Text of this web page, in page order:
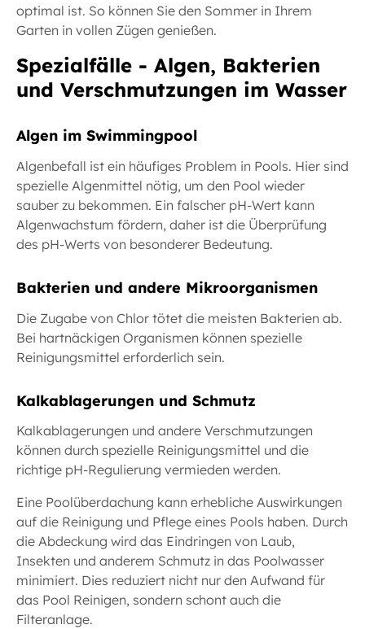
optimal ist. So können Sie den Sommer in Ihrem
Garten in vollen Zügen genießen.
Spezialfälle - Algen, Bakterien
und Verschmutzungen im Wasser
Algen im Swimmingpool
Algenbefall ist ein häufiges Problem in Pools. Hier sind
spezielle Algenmittel nötig, um den Pool wieder
sauber zu bekommen. Ein falscher pH-Wert kann
Algenwachstum fördern, daher ist die Überprüfung
des pH-Werts von besonderer Bedeutung.
Bakterien und andere Mikroorganismen
Die Zugabe von Chlor tötet die meisten Bakterien ab.
Bei hartnäckigen Organismen können spezielle
Reinigungsmittel erforderlich sein.
Kalkablagerungen und Schmutz
Kalkablagerungen und andere Verschmutzungen
können durch spezielle Reinigungsmittel und die
richtige pH-Regulierung vermieden werden.
Eine Poolüberdachung kann erhebliche Auswirkungen
auf die Reinigung und Pflege eines Pools haben. Durch
die Abdeckung wird das Eindringen von Laub,
Insekten und anderem Schmutz in das Poolwasser
minimiert. Dies reduziert nicht nur den Aufwand für
das Pool Reinigen, sondern schont auch die
Filteranlage.